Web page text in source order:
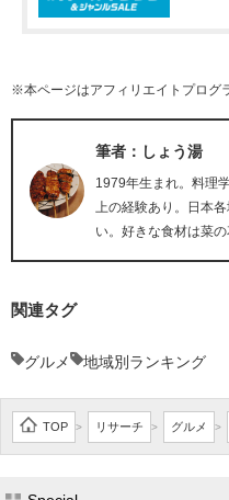
※本ページはアフィリエイトプログ
筆者：しょう湯
1979年生まれ。料理
上の経験あり。日本
い。好きな食材は菜の
関連タグ
グルメ 地域別ランキング
TOP > リサーチ > グルメ >